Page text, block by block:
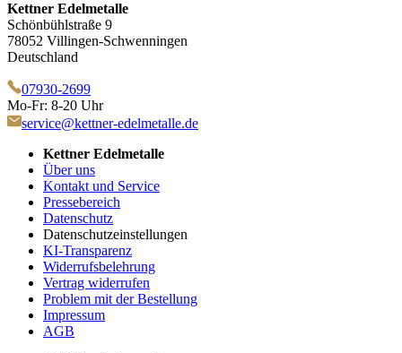
Kettner Edelmetalle
Schönbühlstraße 9
78052 Villingen-Schwenningen
Deutschland
07930-2699
Mo-Fr: 8-20 Uhr
service@kettner-edelmetalle.de
Kettner Edelmetalle
Über uns
Kontakt und Service
Pressebereich
Datenschutz
Datenschutzeinstellungen
KI-Transparenz
Widerrufsbelehrung
Vertrag widerrufen
Problem mit der Bestellung
Impressum
AGB